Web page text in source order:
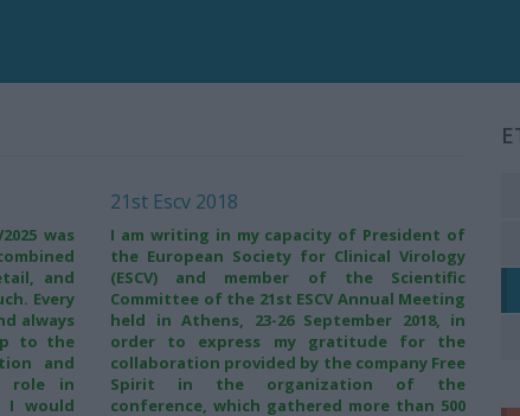
was
and
Every
always
to the
and
role in
I would
21st Escv 2018
I am writing in my capacity of President of
the European Society for Clinical Virology
(ESCV) and member of the Scientific
Committee of the 21st ESCV Annual Meeting
held in Athens, 23-26 September 2018, in
order to express my gratitude for the
collaboration provided by the company Free
Spirit in the organization of the
conference, which gathered more than 500